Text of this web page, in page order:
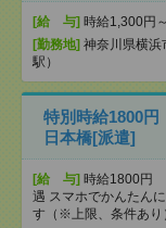
[給 与] 時給1,300円～
[勤務地] 神奈川県横浜
駅）
特別時給1800
日本橋[派遣]
[給 与] 時給1800円
遇 スマホでかんたん
す（※上限、条件あり